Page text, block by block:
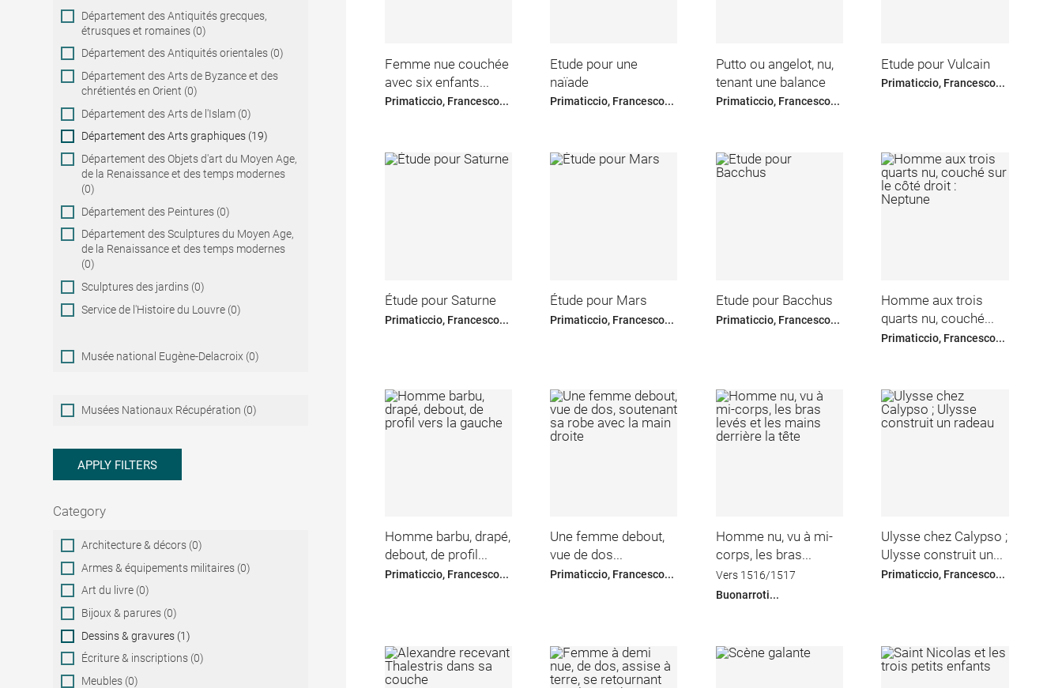
Département des Antiquités grecques,
étrusques et romaines (0)
Département des Antiquités orientales (0)
Département des Arts de Byzance et des
chrétientés en Orient (0)
Département des Arts de l'Islam (0)
Département des Arts graphiques (19)
Département des Objets d'art du Moyen Age,
de la Renaissance et des temps modernes
(0)
Département des Peintures (0)
Département des Sculptures du Moyen Age,
de la Renaissance et des temps modernes
(0)
Sculptures des jardins (0)
Service de l'Histoire du Louvre (0)
Musée national Eugène-Delacroix (0)
Musées
Nationaux
Musées Nationaux Récupération (0)
APPLY FILTERS
Category
Category
Architecture & décors (0)
Armes & équipements militaires (0)
Art du livre (0)
Bijoux & parures (0)
Dessins & gravures (1)
Écriture & inscriptions (0)
Meubles (0)
Femme nue couchée
avec six enfants...
Primaticcio, Francesco...
Etude pour une
naïade
Primaticcio, Francesco...
Putto ou angelot, nu,
tenant une balance
Primaticcio, Francesco...
Etude pour Vulcain
Primaticcio, Francesco...
Étude pour Saturne
Primaticcio, Francesco...
Étude pour Mars
Primaticcio, Francesco...
Etude pour Bacchus
Primaticcio, Francesco...
Homme aux trois
quarts nu, couché...
Primaticcio, Francesco...
Homme barbu, drapé,
debout, de profil...
Primaticcio, Francesco...
Une femme debout,
vue de dos...
Primaticcio, Francesco...
Homme nu, vu à mi-
corps, les bras...
Vers 1516/1517
Buonarroti...
Ulysse chez Calypso ;
Ulysse construit un...
Primaticcio, Francesco...